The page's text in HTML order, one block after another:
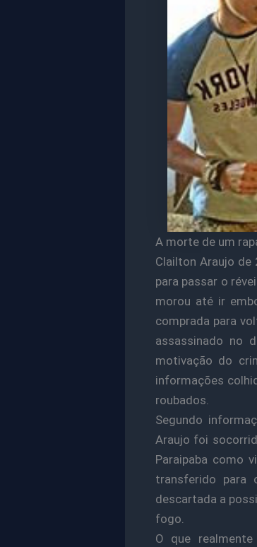
A morte de um
Clailton Araujo de
para passar o
morou até ir
comprada para
assassinado no
motivação do
informações
roubados.
Segundo
Araujo foi
Paraipaba como
transferido
descartada a
fogo.
O que